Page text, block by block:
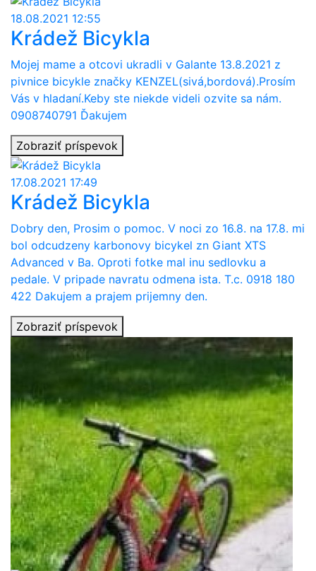
18.08.2021 12:55
Krádež Bicykla
Mojej mame a otcovi ukradli v Galante 13.8.2021 z
pivnice bicykle značky KENZEL(sivá,bordová).Prosím
Vás v hladaní.Keby ste niekde videli ozvite sa nám.
0908740791 Ďakujem
Zobraziť príspevok
17.08.2021 17:49
Krádež Bicykla
Dobry den, Prosim o pomoc. V noci zo 16.8. na 17.8. mi
bol odcudzeny karbonovy bicykel zn Giant XTS
Advanced v Ba. Oproti fotke mal inu sedlovku a
pedale. V pripade navratu odmena ista. T.c. 0918 180
422 Dakujem a prajem prijemny den.
Zobraziť príspevok